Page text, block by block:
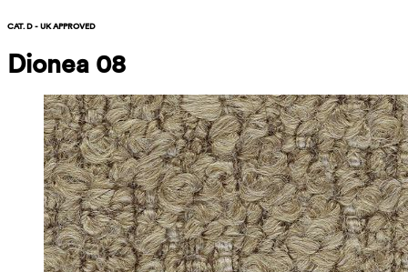
CAT. D - UK APPROVED
Dionea 08